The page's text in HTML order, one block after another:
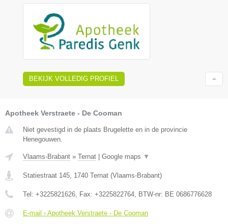
BEKIJK VOLLEDIG PROFIEL
Apotheek Verstraete - De Cooman
Niet gevestigd in de plaats Brugelette en in de provincie
Henegouwen.
Vlaams-Brabant » Ternat Google maps ▼
Statiestraat 145, 1740 Ternat (Vlaams-Brabant)
Tel: +3225821626, Fax: +3225822764, BTW-nr: BE 0686776628
E-mail › Apotheek Verstraete - De Cooman